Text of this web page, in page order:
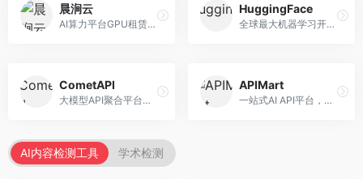
晨涧云
AI算力平台GPU租赁服务，专注于弹性算力。面向开发者和研究者，提供GPU租赁、弹性调度、成本优化等服务，算力灵活。
HuggingFace
全球最大机器学习开源社区，整合模型库与开发工具。面向AI研究者和开发者，提供开源模型、数据集、开发工具等资源，开源生态最完善。
CometAPI
大模型API聚合平台，整合多种AI模型服务。面向开发者，提供统一接口、模型切换、监控分析等服务，API管理便捷。
APIMart
一站式AI API平台，整合多种AI服务。面向开发者，提供模型API、图像处理、语音识别等服务，API种类丰富。
AI内容检测工具 学术检测